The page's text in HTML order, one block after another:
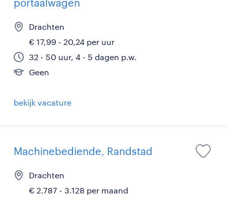
portaalwagen
Drachten
€ 17,99 - 20,24 per uur
32 - 50 uur, 4 - 5 dagen p.w.
Geen
bekijk vacature
Machinebediende, Randstad
Drachten
€ 2.787 - 3.128 per maand